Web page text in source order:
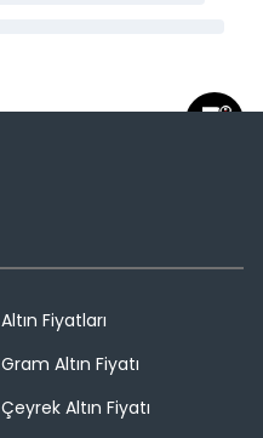
Altın Fiyatları
Gram Altın Fiyatı
Çeyrek Altın Fiyatı